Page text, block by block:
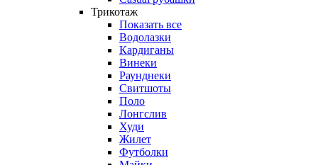
Трикотаж
Показать все
Водолазки
Кардиганы
Винеки
Раунднеки
Свитшоты
Поло
Лонгслив
Худи
Жилет
Футболки